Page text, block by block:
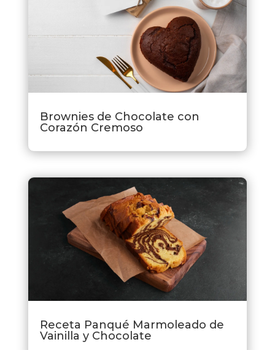
Brownies de Chocolate con
Corazón Cremoso
Receta Panqué Marmoleado de
Vainilla y Chocolate